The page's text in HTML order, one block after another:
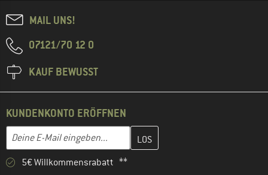
MAIL UNS!
07121/70 12 0
KAUF BEWUSST
KUNDENKONTO ERÖFFNEN
E-Mail-Adresse
Gib hier deine E-Mail-Adresse ein und erstelle im nächsten
5€ Willkommensrabatt **